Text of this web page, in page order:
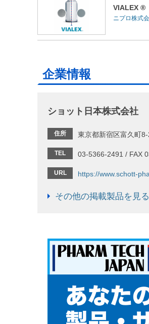
VIALEX ®
ニプロ株式
企業情報
ショット日本株式会社
住所 東京都新宿区富久町
TEL 03-5366-2491 / FAX
URL https://www.schott-
その他の掲載製品を見